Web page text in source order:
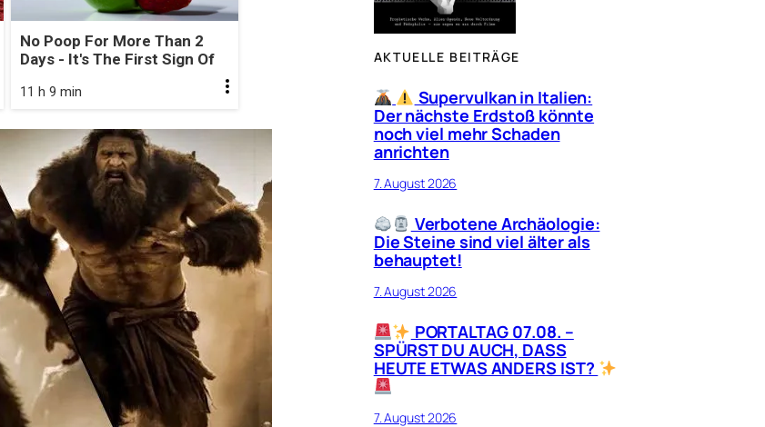
No Poop For More Than 2
Days - It's The First Sign Of
11 h 9 min
AKTUELLE BEITRÄGE
Supervulkan in Italien:
Der nächste Erdstoß könnte
noch viel mehr Schaden
anrichten
7. August 2026
Verbotene Archäologie:
Die Steine sind viel älter als
behauptet!
7. August 2026
PORTALTAG 07.08. –
SPÜRST DU AUCH, DASS
HEUTE ETWAS ANDERS IST?
7. August 2026